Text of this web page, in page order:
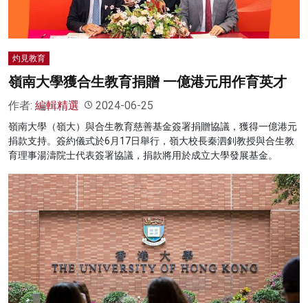
灼見教育
嶺南大學獲合生教育捐贈 一億港元用作育英才
作者: 編輯精選 2024-06-25
嶺南大學（嶺大）與合生教育慈善基金簽署捐贈協議，獲得一億港元
捐款支持。簽約儀式於6月17日舉行，嶺大校長秦泗釗教授與合生教
育理事湯濤院士代表簽署協議，捐款將用於成立大學發展基金。